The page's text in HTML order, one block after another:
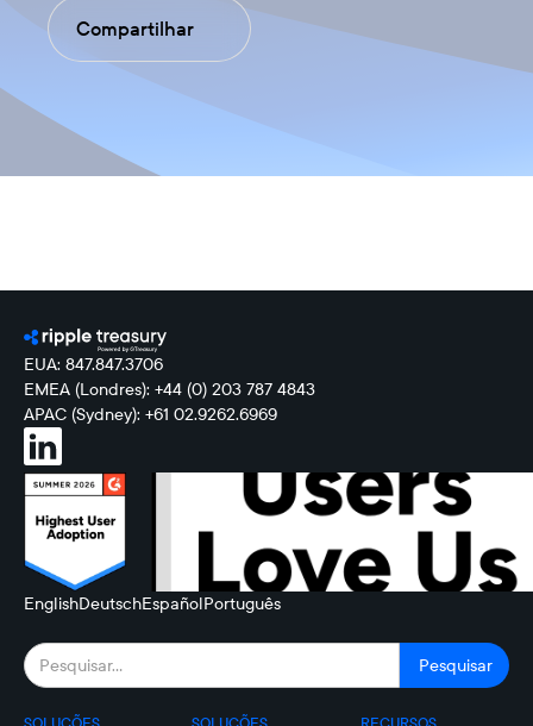
Compartilhar
EUA: 847.847.3706
EMEA (Londres): +44 (0) 203 787 4843
APAC (Sydney): +61 02.9262.6969
EnglishDeutschEspañolPortuguês